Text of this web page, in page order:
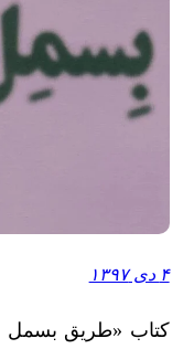
۴ دی ۱۳۹۷
کتاب «طریق بسمل